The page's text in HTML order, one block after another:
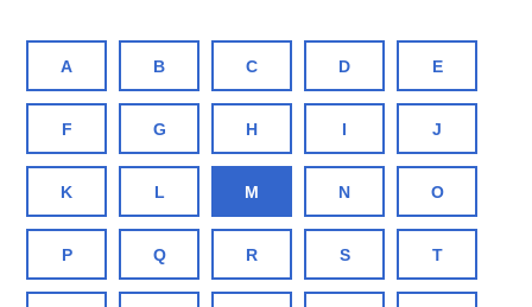
A B C D E
F G H I J
K L M N O
P Q R S T